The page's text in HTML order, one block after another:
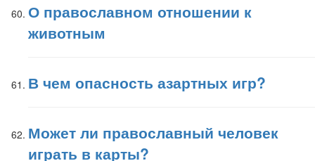
О православном отношении к
животным
В чем опасность азартных игр?
Может ли православный человек
играть в карты?